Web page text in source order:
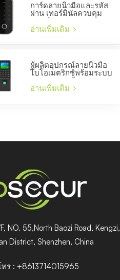
การ์ดลายนิ้วมือและรหัส
ผ่าน เทอร์มินัลควบคุม
การเข้าออกประตูแบบ
สแตนด์อโลนกันน้ำ
อ่านเพิ่มเติม
ผู้ผลิตอุปกรณ์ลายนิ้วมือ
ไบโอเมตริกซ์พร้อมระบบ
ควบคุมการเข้าออกประตู
และบันทึกเวลา
อ่านเพิ่มเติม
NO. 55,North Baozi Road, Kengzi,
District, Shenzhen, China
ทร : +8613714015965